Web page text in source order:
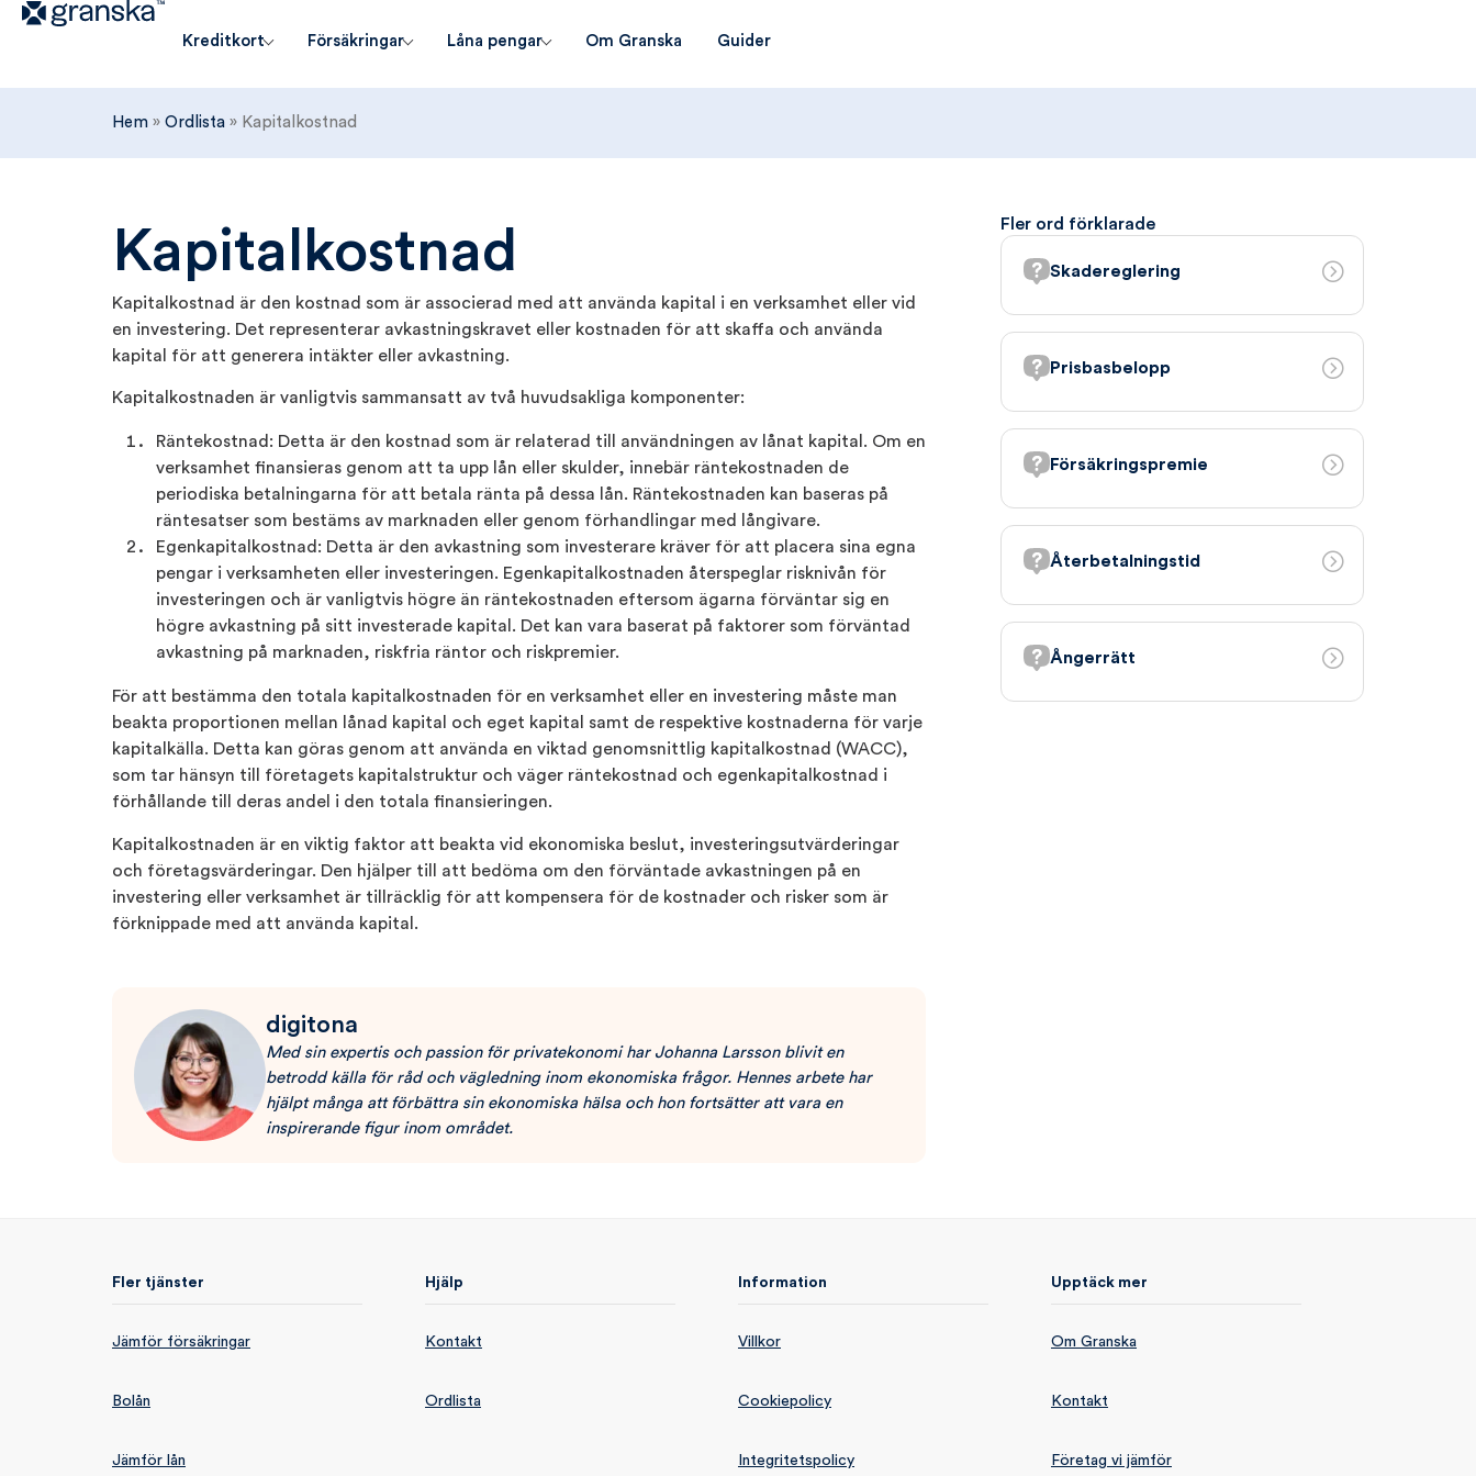
Kreditkort Försäkringar Låna pengar Om Granska Guider
Hem » Ordlista » Kapitalkostnad
Kapitalkostnad
Kapitalkostnad är den kostnad som är associerad med att använda kapital i en verksamhet eller vid
en investering. Det representerar avkastningskravet eller kostnaden för att skaffa och använda
kapital för att generera intäkter eller avkastning.
Kapitalkostnaden är vanligtvis sammansatt av två huvudsakliga komponenter:
Räntekostnad: Detta är den kostnad som är relaterad till användningen av lånat kapital. Om en
verksamhet finansieras genom att ta upp lån eller skulder, innebär räntekostnaden de
periodiska betalningarna för att betala ränta på dessa lån. Räntekostnaden kan baseras på
räntesatser som bestäms av marknaden eller genom förhandlingar med långivare.
Egenkapitalkostnad: Detta är den avkastning som investerare kräver för att placera sina egna
pengar i verksamheten eller investeringen. Egenkapitalkostnaden återspeglar risknivån för
investeringen och är vanligtvis högre än räntekostnaden eftersom ägarna förväntar sig en
högre avkastning på sitt investerade kapital. Det kan vara baserat på faktorer som förväntad
avkastning på marknaden, riskfria räntor och riskpremier.
För att bestämma den totala kapitalkostnaden för en verksamhet eller en investering måste man
beakta proportionen mellan lånad kapital och eget kapital samt de respektive kostnaderna för varje
kapitalkälla. Detta kan göras genom att använda en viktad genomsnittlig kapitalkostnad (WACC),
som tar hänsyn till företagets kapitalstruktur och väger räntekostnad och egenkapitalkostnad i
förhållande till deras andel i den totala finansieringen.
Kapitalkostnaden är en viktig faktor att beakta vid ekonomiska beslut, investeringsutvärderingar
och företagsvärderingar. Den hjälper till att bedöma om den förväntade avkastningen på en
investering eller verksamhet är tillräcklig för att kompensera för de kostnader och risker som är
förknippade med att använda kapital.
digitona
Med sin expertis och passion för privatekonomi har Johanna Larsson blivit en
betrodd källa för råd och vägledning inom ekonomiska frågor. Hennes arbete har
hjälpt många att förbättra sin ekonomiska hälsa och hon fortsätter att vara en
inspirerande figur inom området.
Fler ord förklarade
Skadereglering
Prisbasbelopp
Försäkringspremie
Återbetalningstid
Ångerrätt
Fler tjänster
Jämför försäkringar
Bolån
Jämför lån
Hjälp
Kontakt
Ordlista
Information
Villkor
Cookiepolicy
Integritetspolicy
Upptäck mer
Om Granska
Kontakt
Företag vi jämför